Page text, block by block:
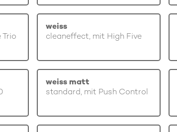
Trio
weiss
cleaneffect, mit High Five
weiss matt
standard, mit Push Control